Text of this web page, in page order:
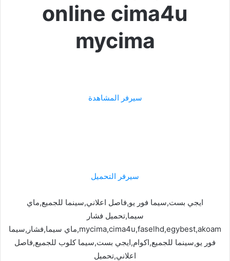
online cima4u
mycima
سيرفر المشاهدة
سيرفر التحميل
ايجي بست,سيما فور يو,فاصل اعلاني,سينما للجميع,ماي
سيما,تحميل فشار
mycima,cima4u,faselhd,egybest,akoam,ماي سيما,فشار,سيما
فور يو,سينما للجميع,اكوام,ايجي بست,سيما كلوب للجميع,فاصل
اعلاني,تحميل